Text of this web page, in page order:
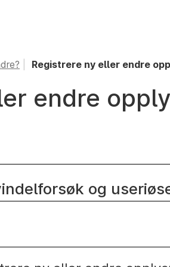
Registrere ny eller endre
endre
og